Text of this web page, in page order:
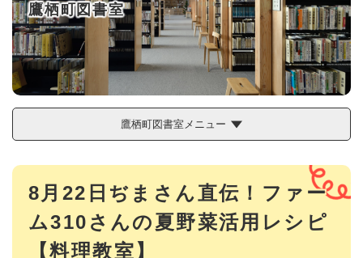
鷹栖町図書室
鷹栖町図書室メニュー
本
8月22日ぢまさん直伝！ファー
ム310さんの夏野菜活用レシピ
【料理教室】